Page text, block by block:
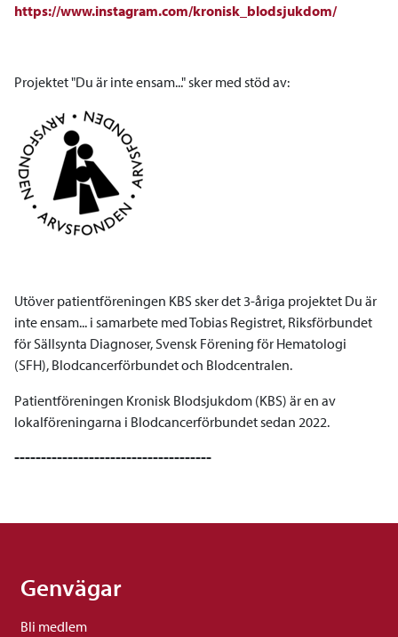
https://www.instagram.com/kronisk_blodsjukdom/
Projektet "Du är inte ensam..." sker med stöd av:
Utöver patientföreningen KBS sker det 3-åriga projektet Du är
inte ensam... i samarbete med Tobias Registret, Riksförbundet
för Sällsynta Diagnoser, Svensk Förening för Hematologi
(SFH), Blodcancerförbundet och Blodcentralen.
Patientföreningen Kronisk Blodsjukdom (KBS) är en av
lokalföreningarna i Blodcancerförbundet sedan 2022.
-------------------------------------
Genvägar
Bli medlem